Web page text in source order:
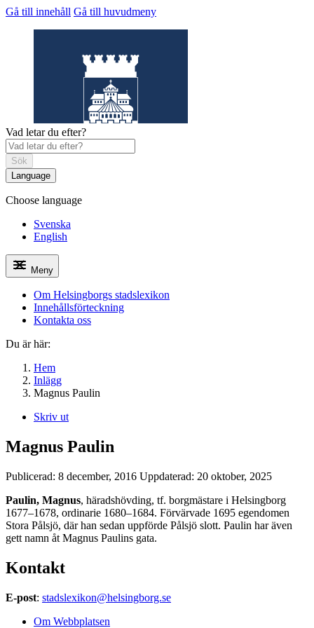
Gå till innehåll Gå till huvudmeny
Helsingborgs stadslexikon
Vad letar du efter?
Sök
Language
Choose language
Svenska
English
Meny
Om Helsingborgs stadslexikon
Innehållsförteckning
Kontakta oss
Du är här:
Hem
Inlägg
Magnus Paulin
Skriv ut
Magnus Paulin
Publicerad: 8 december, 2016 Uppdaterad: 20 oktober, 2025
Paulin, Magnus, häradshövding, tf. borgmästare i Helsingborg
1677–1678, ordinarie 1680–1684. Förvärvade 1695 egendomen
Stora Pålsjö, där han sedan uppförde Pålsjö slott. Paulin har även
gett namn åt Magnus Paulins gata.
Kontakt
E-post: stadslexikon@helsingborg.se
Om Webbplatsen